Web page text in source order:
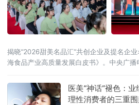
揭晓“2026甜美名品汇”共创企业及提名企
海食品产业高质量发展白皮书》。中央广
科学家应铁进，福建省食品工业协会会长刘
评论员刘戈，漳州市龙海区
医美“神话”褪色：
理性消费者的三重